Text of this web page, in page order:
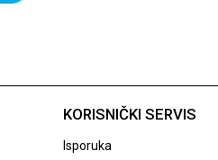
KORISNIČKI SERVIS
Isporuka